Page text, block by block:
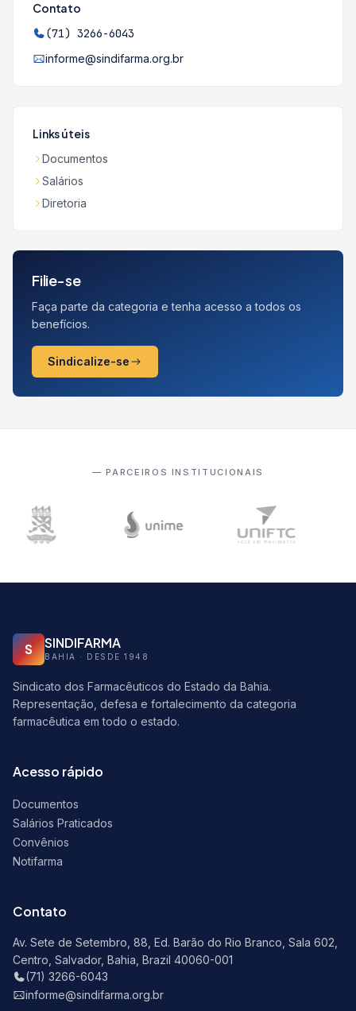
Contato
(71) 3266-6043
informe@sindifarma.org.br
Links úteis
Documentos
Salários
Diretoria
Filie-se
Faça parte da categoria e tenha acesso a todos os
benefícios.
Sindicalize-se
— PARCEIROS INSTITUCIONAIS
S SINDIFARMA
BAHIA · DESDE 1948
Sindicato dos Farmacêuticos do Estado da Bahia.
Representação, defesa e fortalecimento da categoria
farmacêutica em todo o estado.
Acesso rápido
Documentos
Salários Praticados
Convênios
Notifarma
Contato
Av. Sete de Setembro, 88, Ed. Barão do Rio Branco, Sala 602,
Centro, Salvador, Bahia, Brazil 40060-001
(71) 3266-6043
informe@sindifarma.org.br